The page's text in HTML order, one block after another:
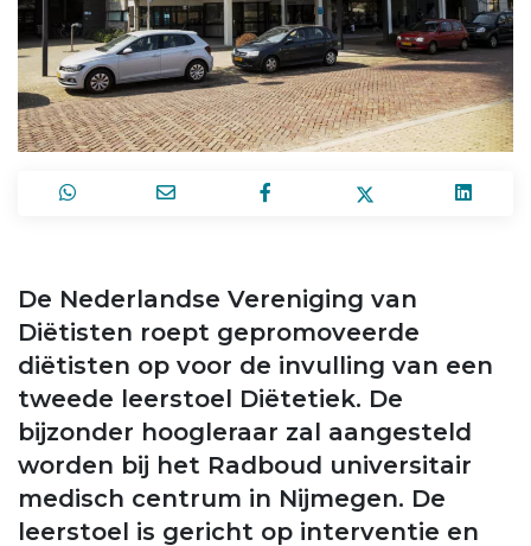
De Nederlandse Vereniging van
Diëtisten roept gepromoveerde
diëtisten op voor de invulling van een
tweede leerstoel Diëtetiek. De
bijzonder hoogleraar zal aangesteld
worden bij het Radboud universitair
medisch centrum in Nijmegen. De
leerstoel is gericht op interventie en